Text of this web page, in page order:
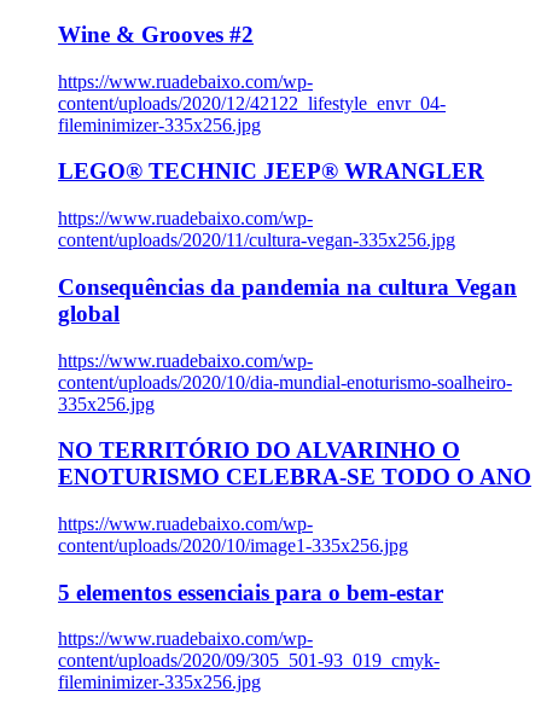
Wine & Grooves #2
https://www.ruadebaixo.com/wp-
content/uploads/2020/12/42122_lifestyle_envr_04-
fileminimizer-335x256.jpg
LEGO® TECHNIC JEEP® WRANGLER
https://www.ruadebaixo.com/wp-
content/uploads/2020/11/cultura-vegan-335x256.jpg
Consequências da pandemia na cultura Vegan
global
https://www.ruadebaixo.com/wp-
content/uploads/2020/10/dia-mundial-enoturismo-soalheiro-
335x256.jpg
NO TERRITÓRIO DO ALVARINHO O
ENOTURISMO CELEBRA-SE TODO O ANO
https://www.ruadebaixo.com/wp-
content/uploads/2020/10/image1-335x256.jpg
5 elementos essenciais para o bem-estar
https://www.ruadebaixo.com/wp-
content/uploads/2020/09/305_501-93_019_cmyk-
fileminimizer-335x256.jpg